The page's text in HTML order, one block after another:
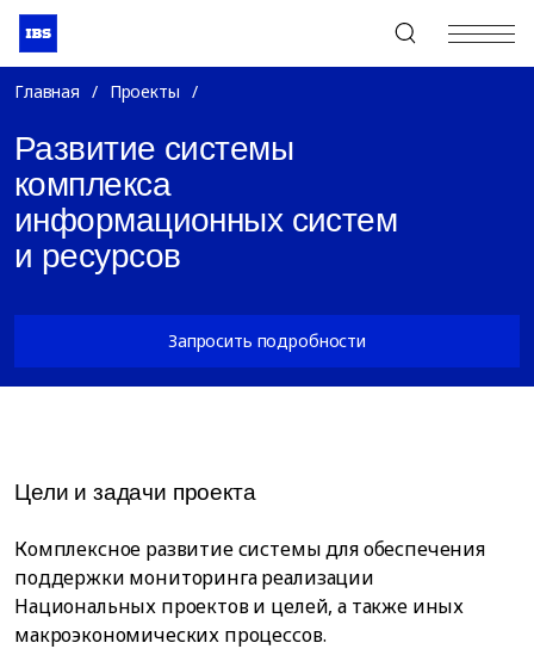
+7 (495) 967-80-80
Главная / Проекты /
Развитие системы
комплекса
информационных систем
и ресурсов
Запросить подробности
Цели и задачи проекта
Комплексное развитие системы для обеспечения
поддержки мониторинга реализации
Национальных проектов и целей, а также иных
макроэкономических процессов.